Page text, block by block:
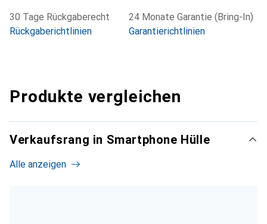
30 Tage Rückgaberecht
Rückgaberichtlinien
24 Monate Garantie (Bring-In)
Garantierichtlinien
Produkte vergleichen
Verkaufsrang in Smartphone Hülle
Alle anzeigen